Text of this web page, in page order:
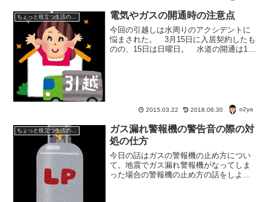
電気やガスの開通時の注意点
今回の引越しは水周りのアクシデントに
悩まされた。 3月15日に入居契約したも
のの、15日は日曜日。 水道の開通は16
2015.03.22 2018.08.30 o2ya
ガス漏れ警報機の警告音の際の対
処の仕方
今日の話はガスの警報機の止め方につい
て。地震でガス漏れ警報機がなってしま
った場合の警報機の止め方の話をしよ